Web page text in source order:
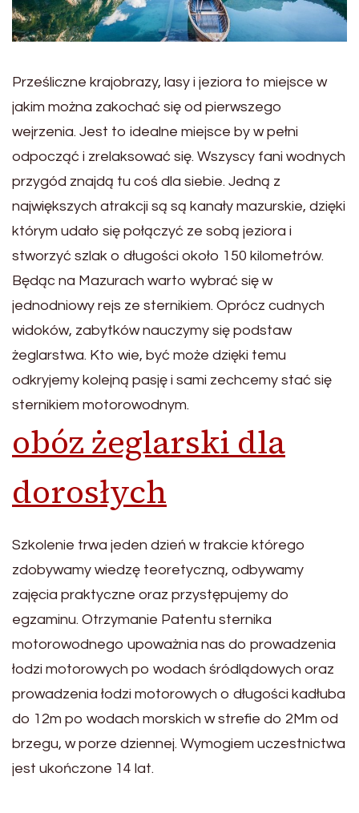
Prześliczne krajobrazy, lasy i jeziora to miejsce w
jakim można zakochać się od pierwszego
wejrzenia. Jest to idealne miejsce by w pełni
odpocząć i zrelaksować się. Wszyscy fani wodnych
przygód znajdą tu coś dla siebie. Jedną z
największych atrakcji są są kanały mazurskie, dzięki
którym udało się połączyć ze sobą jeziora i
stworzyć szlak o długości około 150 kilometrów.
Będąc na Mazurach warto wybrać się w
jednodniowy rejs ze sternikiem. Oprócz cudnych
widoków, zabytków nauczymy się podstaw
żeglarstwa. Kto wie, być może dzięki temu
odkryjemy kolejną pasję i sami zechcemy stać się
sternikiem motorowodnym.
obóz żeglarski dla
dorosłych
Szkolenie trwa jeden dzień w trakcie którego
zdobywamy wiedzę teoretyczną, odbywamy
zajęcia praktyczne oraz przystępujemy do
egzaminu. Otrzymanie Patentu sternika
motorowodnego upoważnia nas do prowadzenia
łodzi motorowych po wodach śródlądowych oraz
prowadzenia łodzi motorowych o długości kadłuba
do 12m po wodach morskich w strefie do 2Mm od
brzegu, w porze dziennej. Wymogiem uczestnictwa
jest ukończone 14 lat.